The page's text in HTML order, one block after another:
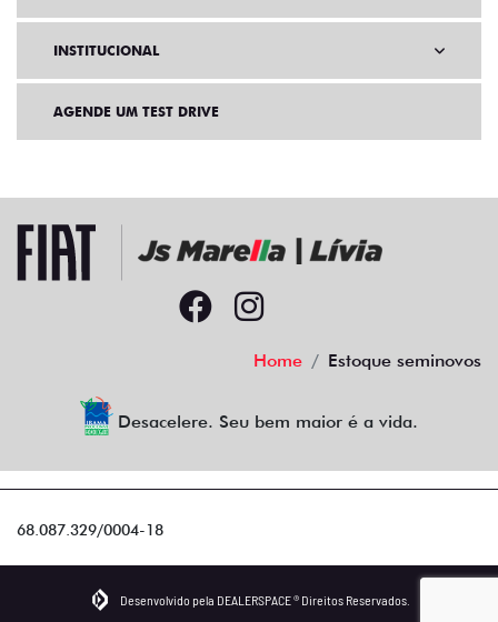
INSTITUCIONAL
AGENDE UM TEST DRIVE
Home Estoque seminovos
Desacelere. Seu bem maior é a vida.
68.087.329/0004-18
Desenvolvido pela DEALERSPACE ® Direitos Reservados.